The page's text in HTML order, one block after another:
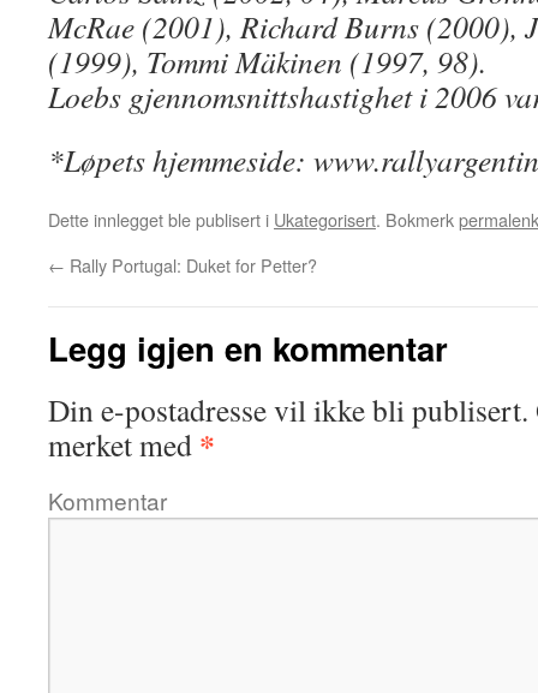
McRae (2001), Richard Burns (2000),
(1999), Tommi Mäkinen (1997, 98).
Loebs gjennomsnittshastighet i 2006
*Løpets hjemmeside:
Dette innlegget ble publisert i Ukategorisert. Bokmerk
← Rally Portugal: Duket for Petter?
Legg igjen en kommentar
Din e-postadresse vil ikke bli publisert.
merket med *
Kommentar